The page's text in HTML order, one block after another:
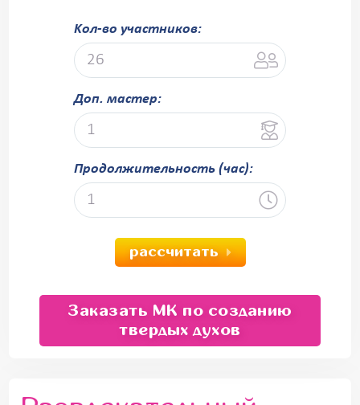
Kол-во участников:
Доп. мастер:
Продолжительность (час):
рассчитать
Заказать МК по созданию
твердых духов